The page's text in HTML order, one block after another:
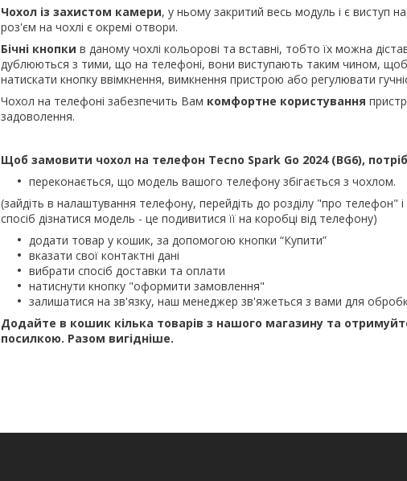
Чохол із захистом камери, у ньому закритий весь модуль і є виступ
роз'єм на чохлі є окремі отвори.
Бічні кнопки в даному чохлі кольорові та вставні, тобто їх можна
дублюються з тими, що на телефоні, вони виступають таким чином, щоб
натискати кнопку ввімкнення, вимкнення пристрою або регулювати
Чохол на телефоні забезпечить Вам комфортне користування
задоволення.
Щоб замовити чохол на телефон Tecno Spark Go 2024 (BG6),
переконається, що модель вашого телефону збігається з чохлом.
(зайдіть в налаштування телефону, перейдіть до розділу "про телефон"
спосіб дізнатися модель - це подивитися її на коробці від телефону)
додати товар у кошик, за допомогою кнопки “Купити”
вказати свої контактні дані
вибрати спосіб доставки та оплати
натиснути кнопку "оформити замовлення"
залишатися на зв'язку, наш менеджер зв'яжеться з вами для
Додайте в кошик кілька товарів з нашого магазину та
посилкою. Разом вигідніше.